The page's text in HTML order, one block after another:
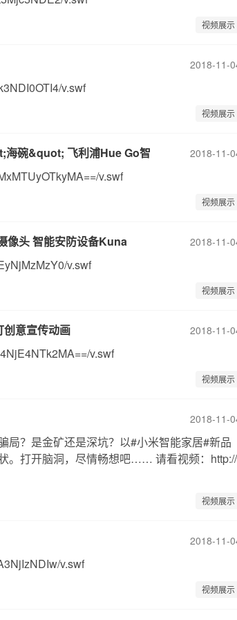
视频展示
2018-11-
v.swf
视频展示
海碗&quot; 飞利浦Hue Go智 2018-11-
v.swf
视频展示
像头 智能安防设备Kuna 2018-11-
v.swf
视频展示
意宣传动画 2018-11-
v.swf
视频展示
2018-11-
局？是金矿还是深坑？以#小米智能家居#新品
。打开脑洞，尽情畅想吧…… 请看视频：http://
视频展示
2018-11-
v.swf
视频展示